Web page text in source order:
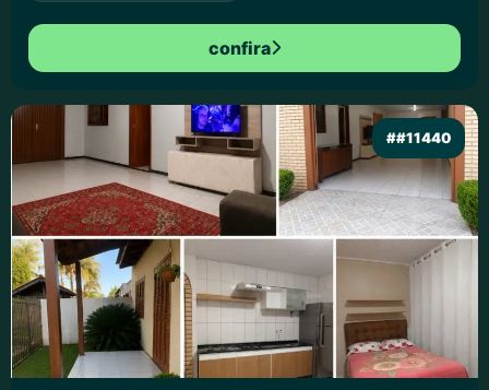
confira
##11440